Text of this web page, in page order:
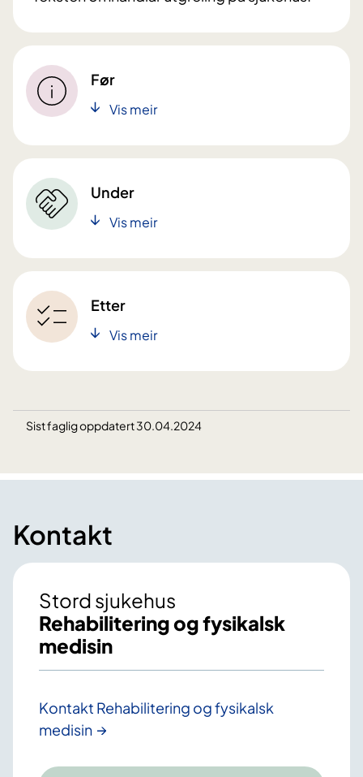
Før
Vis meir
Under
Vis meir
Etter
Vis meir
Sist faglig oppdatert 30.04.2024
Kontakt
Stord sjukehus
Rehabilitering og fysikalsk
medisin
Kontakt Rehabilitering og fysikalsk
medisin